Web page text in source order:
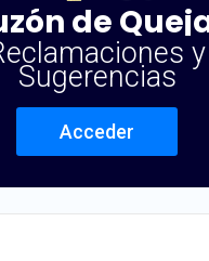
de
y
Sugerencias
Acceder